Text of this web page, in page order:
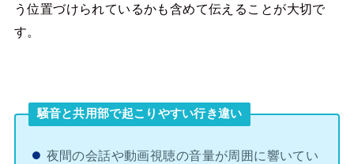
う位置づけられているかも含めて伝えることが大切で
す。
騒音と共用部で起こりやすい行き違い
夜間の会話や動画視聴の音量が周囲に響いてい